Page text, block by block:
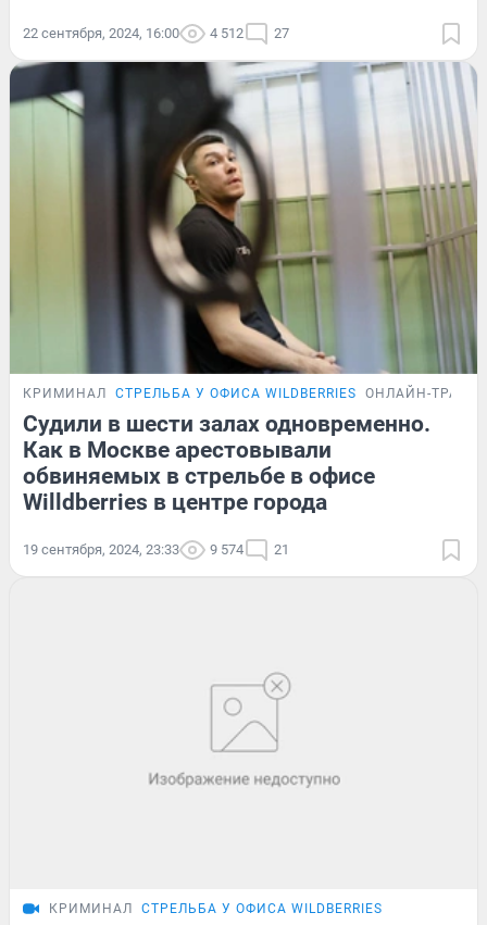
22 сентября, 2024, 16:00 4 512 27
КРИМИНАЛ СТРЕЛЬБА У ОФИСА WILDBERRIES ОНЛАЙН-
Судили в шести залах одновременно.
Как в Москве арестовывали
обвиняемых в стрельбе в офисе
Willdberries в центре города
19 сентября, 2024, 23:33 9 574 21
КРИМИНАЛ СТРЕЛЬБА У ОФИСА WILDBERRIES